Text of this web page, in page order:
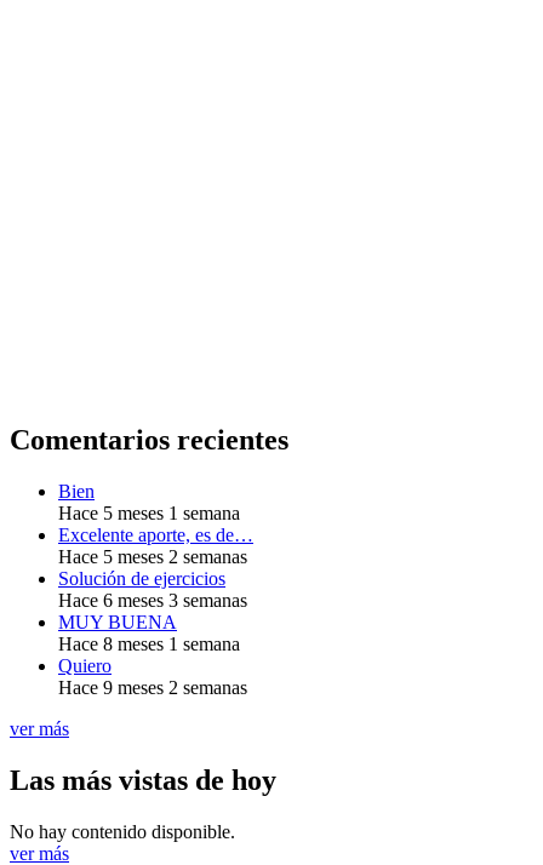
Comentarios recientes
Bien
Hace 5 meses 1 semana
Excelente aporte, es de…
Hace 5 meses 2 semanas
Solución de ejercicios
Hace 6 meses 3 semanas
MUY BUENA
Hace 8 meses 1 semana
Quiero
Hace 9 meses 2 semanas
ver más
Las más vistas de hoy
No hay contenido disponible.
ver más